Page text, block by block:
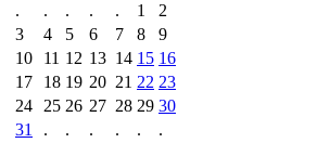
.
. . . . 1
2
3
4 5 6 7 8
9
10
11 12 13 14 15 16
17
18 19 20 21 22 23
24
25 26 27 28 29 30
31
. . . . .
.